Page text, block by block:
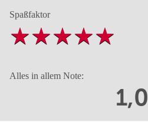
Spaßfaktor
Alles in allem Note:
1,0